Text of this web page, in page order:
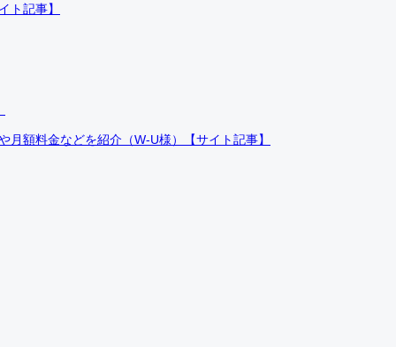
ト記事】
額料金などを紹介（W-U様）【サイト記事】